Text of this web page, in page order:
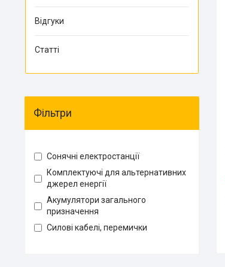
Відгуки
Статті
Фільтри
Сонячні електростанції
Комплектуючі для альтернативних
джерел енергії
Акумулятори загального
призначення
Силові кабелі, перемички